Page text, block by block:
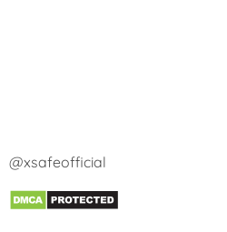
@xsafeofficial